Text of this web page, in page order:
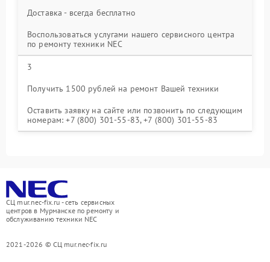
Доставка - всегда бесплатно
Воспользоваться услугами нашего сервисного центра
по ремонту техники NEC
3
Получить 1500 рублей на ремонт Вашей техники
Оставить заявку на сайте или позвонить по следующим
номерам: +7 (800) 301-55-83, +7 (800) 301-55-83
СЦ mur.nec-fix.ru - сеть сервисных
центров в Мурманске по ремонту и
обслуживанию техники NEC
2021-2026 © СЦ mur.nec-fix.ru